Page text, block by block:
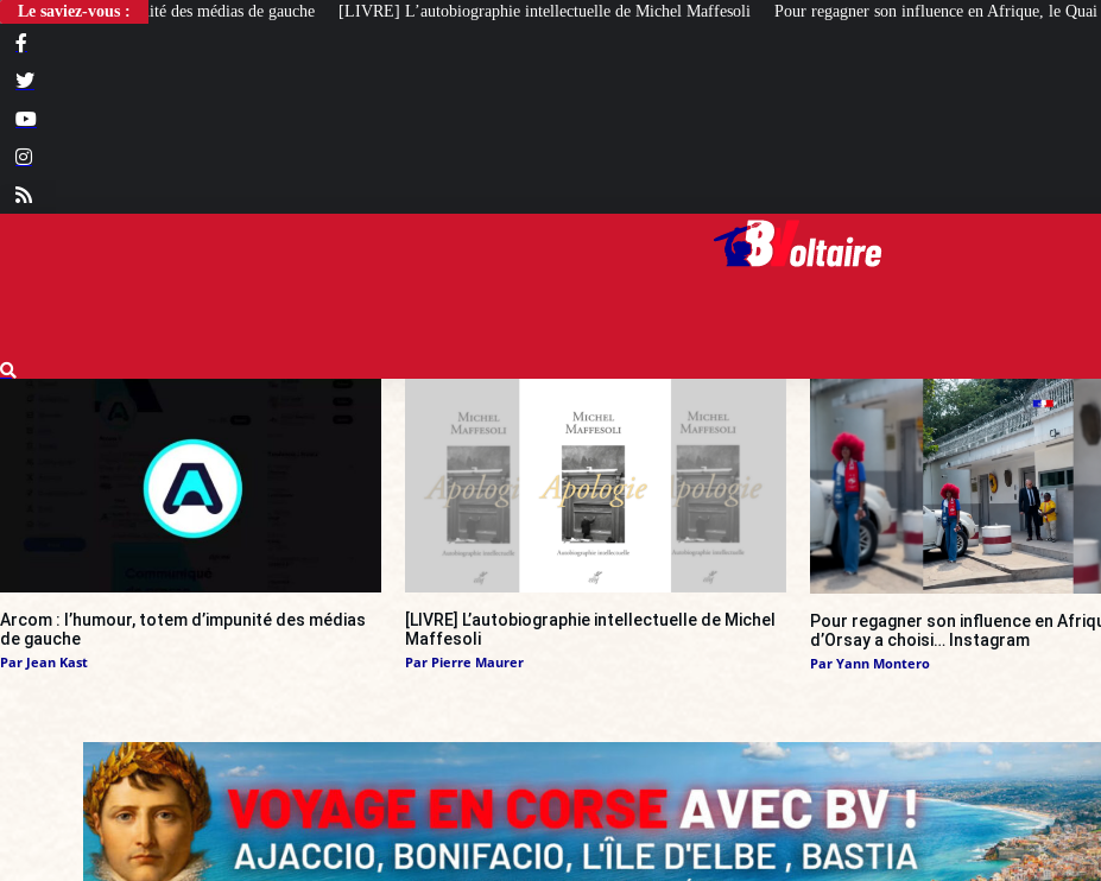
Le saviez-vous :
médias de gauche [LIVRE] L’autobiographie intellectuelle de Michel Maffesoli Pour regagner son influence en Afrique, le Quai d’Orsay a choisi…
Arcom : l’humour, totem d’impunité des médias
de gauche
Par Jean Kast
[LIVRE] L’autobiographie intellectuelle de Michel
Maffesoli
Par Pierre Maurer
Pour regagner son influence en
d’Orsay a choisi… Instagram
Par Yann Montero